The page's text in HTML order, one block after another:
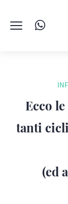
Ecco
tanti
(ed